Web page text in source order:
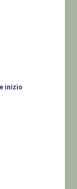
inizio